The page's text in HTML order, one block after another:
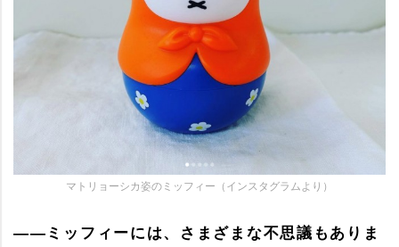
マトリョーシカ姿のミッフィー（インスタグラムより）
――ミッフィーには、さまざまな不思議もありま